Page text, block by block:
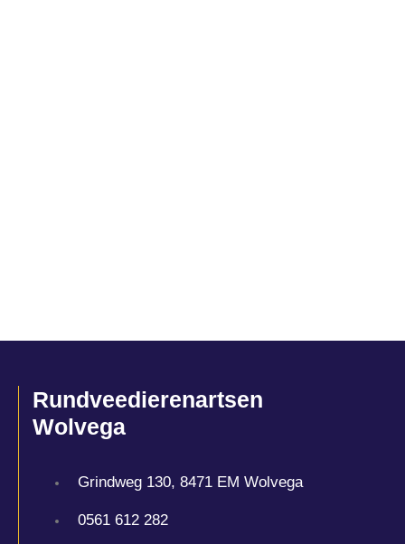
Rundveedierenartsen
Wolvega
Grindweg 130, 8471 EM Wolvega
0561 612 282